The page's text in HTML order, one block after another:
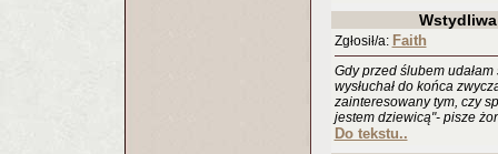
Zgłosił/a: Faith
Gdy przed ślubem
wysłuchał do końca
zainteresowany tym, czy
jestem dziewicą"- pisze
Do tekstu..